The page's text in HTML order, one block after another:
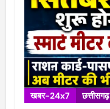
खबर-24x7 छत्तीसगढ़